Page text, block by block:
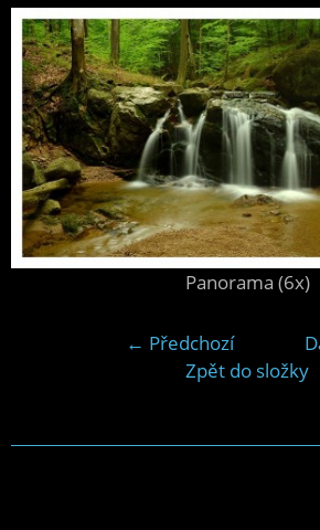
Panorama (6x)
← Předchozí
Zpět do složky